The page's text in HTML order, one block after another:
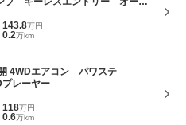
進抑制機能 フォグランプ 車両
リングストップ
143.8万円
0.2万km
4WDエアコン パワステ
レーヤー
118万円
0.6万km